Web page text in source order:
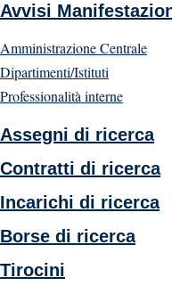
Avvisi
Amministrazione Centrale
Dipartimenti/Istituti
Professionalità interne
Assegni di ricerca
Contratti di ricerca
Incarichi di ricerca
Borse di ricerca
Tirocini